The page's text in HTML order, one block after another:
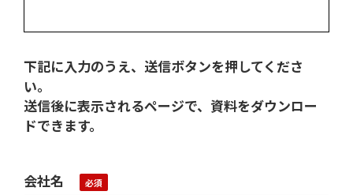
下記に入力のうえ、送信ボタンを押してくださ
い。
送信後に表示されるページで、資料をダウンロー
ドできます。
会社名